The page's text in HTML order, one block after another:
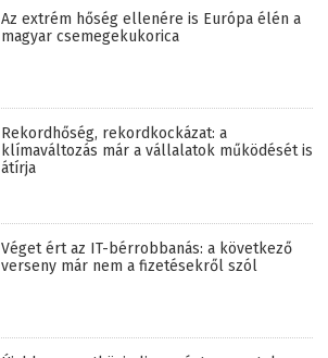
Az extrém hőség ellenére is Európa élén a
magyar csemegekukorica
Rekordhőség, rekordkockázat: a
klímaváltozás már a vállalatok működését is
átírja
Véget ért az IT-bérrobbanás: a következő
verseny már nem a fizetésekről szól